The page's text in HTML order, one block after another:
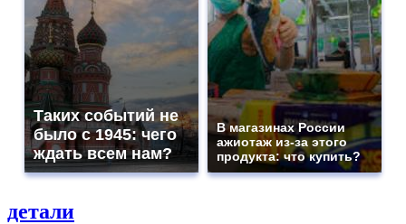
Таких событий не
было с 1945: чего
ждать всем нам?
В магазинах России
ажиотаж из-за этого
продукта: что купить?
детали